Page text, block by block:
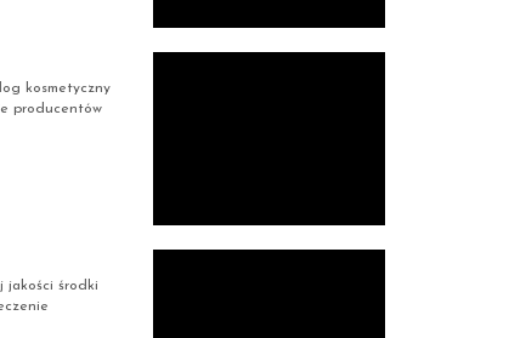
kosmetyczny
producentów
jakości środki